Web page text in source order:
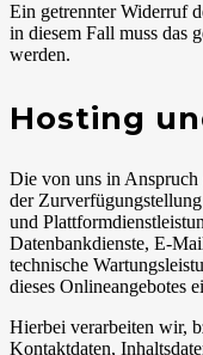
Ein getrennter Widerruf
in diesem Fall muss das
werden.
Hosting
Die von uns in Anspruch
der
und
Datenbankdienste, E-
technische
dieses Onlineangebotes
Hierbei verarbeiten wir,
Kontaktdaten,